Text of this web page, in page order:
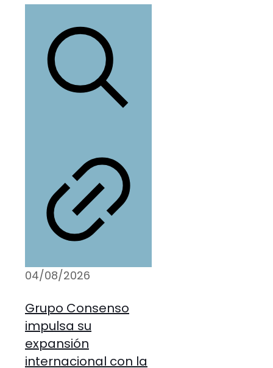
04/08/2026
Grupo Consenso
impulsa su
expansión
internacional con la